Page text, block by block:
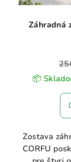
Záhradná
📦
Zostava
CORFU